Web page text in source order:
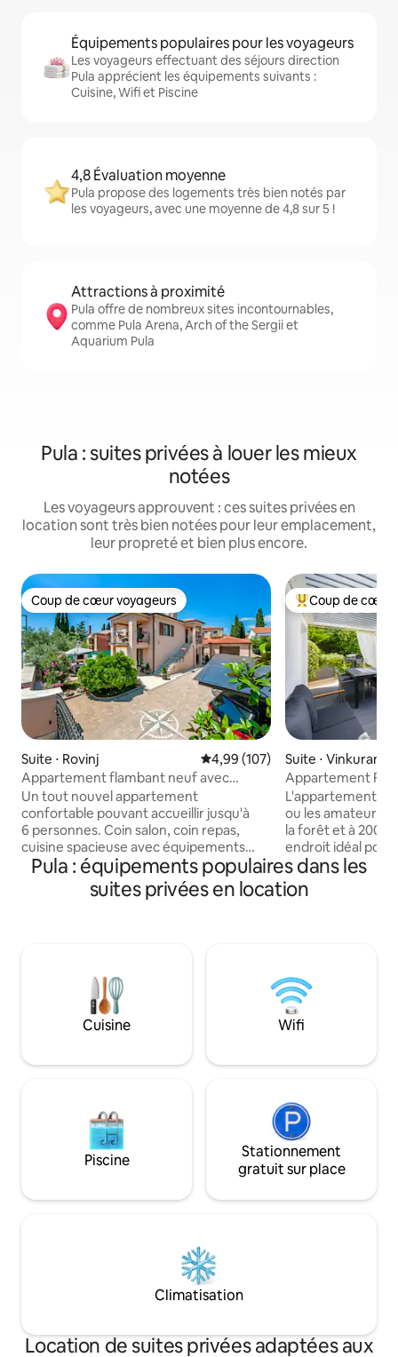
Équipements populaires pour les voyageurs
Les voyageurs effectuant des séjours direction
Pula apprécient les équipements suivants :
Cuisine, Wifi et Piscine
4,8 Évaluation moyenne
Pula propose des logements très bien notés par
les voyageurs, avec une moyenne de 4,8 sur 5 !
Attractions à proximité
Pula offre de nombreux sites incontournables,
comme Pula Arena, Arch of the Sergii et
Aquarium Pula
Pula : suites privées à louer les mieux
notées
Les voyageurs approuvent : ces suites privées en
location sont très bien notées pour leur emplacement,
leur propreté et bien plus encore.
Coup de cœur voyageurs
Coup de cœur voyageurs
Suite ⋅ Rovinj Évaluation moyenne sur la
4,99 (107)
Appartement flambant neuf avec
stationnement gratuit VILLA BARIC
Un tout nouvel appartement
confortable pouvant accueillir jusqu'à
6 personnes. Coin salon, coin repas,
cuisine spacieuse avec équipements
supplémentaires comme lave-vaisselle,
four, micro-ondes, machine à café,
mixeur, grille-pain... Une salle de bain
avec 2 unités de climatisation et dispose
de 2 téléviseurs à écran plat, coffre-fort
de sécurité. Grande terrasse avec
mobilier, parking privé GRATUIT, à 10 min
Coups de cœur
Coup de cœur
Suite ⋅ Vinkuran
Appartement
table, vélos et
L'appartement
ou les amateurs
la forêt et à 200
endroit idéal
endroit calme au
issue. Profitez de
la terrasse, jouez
chose de spécial.
Nous fournissons
nettoyage
pouvez le voir
Pula : équipements populaires dans les
suites privées en location
Cuisine Wifi
Piscine
Stationnement
gratuit sur place
Climatisation
Location de suites privées adaptées aux